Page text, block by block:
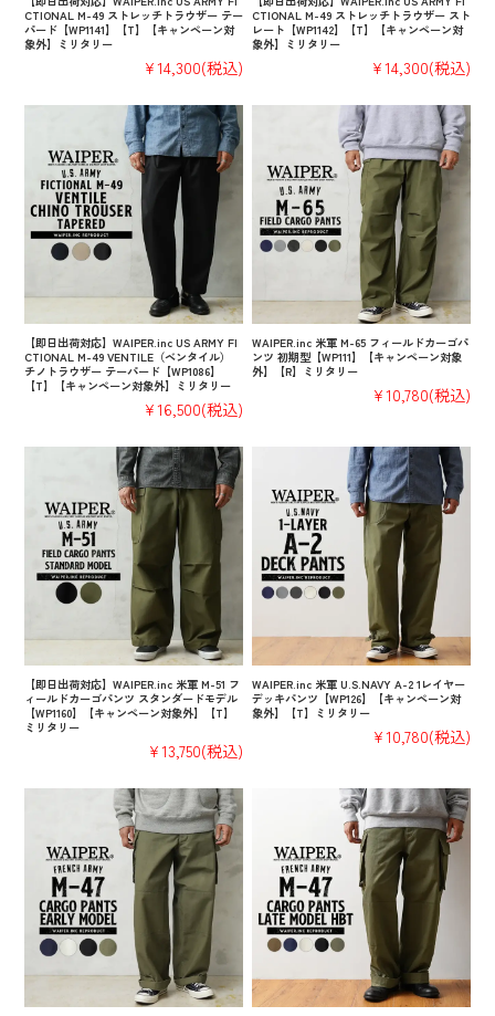
CTIONAL M-49 ストレッチトラウザー テー
パード【WP1141】【T】【キャンペーン対
象外】ミリタリー
¥14,300(税込)
CTIONAL M-49 ストレッチトラウザー スト
レート【WP1142】【T】【キャンペーン対
象外】ミリタリー
¥14,300(税込)
【即日出荷対応】WAIPER.inc US ARMY FI
CTIONAL M-49 VENTILE（ベンタイル）
チノトラウザー テーパード【WP1086】
【T】【キャンペーン対象外】ミリタリー
¥16,500(税込)
WAIPER.inc 米軍 M-65 フィールドカーゴパ
ンツ 初期型【WP111】【キャンペーン対象
外】【R】ミリタリー
¥10,780(税込)
【即日出荷対応】WAIPER.inc 米軍 M-51 フ
ィールドカーゴパンツ スタンダードモデル
【WP1160】【キャンペーン対象外】【T】
ミリタリー
¥13,750(税込)
WAIPER.inc 米軍 U.S.NAVY A-2 1レイヤー
デッキパンツ【WP126】【キャンペーン対
象外】【T】ミリタリー
¥10,780(税込)